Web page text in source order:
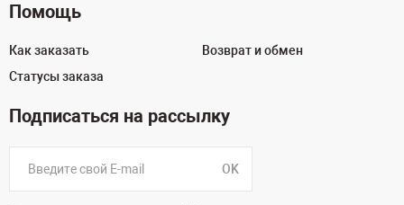
Помощь
Как заказать
Статусы заказа
Возврат и обмен
Подписаться на рассылку
OK